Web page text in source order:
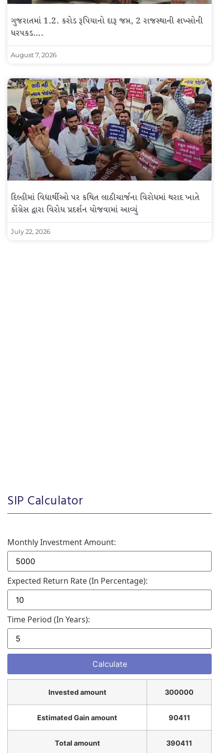
ગુજરાતમાં 1.2. કરોડ રૂપિયાનો દારૂ જપ્ત, 2 રાજસ્થાની શખ્સોની
ધરપકડ….
August 7, 2026
દિલ્હીમાં વિદ્યાર્થીઓ પર કથિત લાઠીચાર્જના વિરોધમાં થરાદ ખાતે
કોંગ્રેસ દ્વારા વિરોધ પ્રદર્શન યોજવામાં આવ્યું
July 22, 2026
SIP Calculator
Monthly Investment Amount:
Expected Return Rate (in Percentage):
Time Period (in Years):
Invested amount 300000
Estimated Gain amount 90411
Total amount 390411